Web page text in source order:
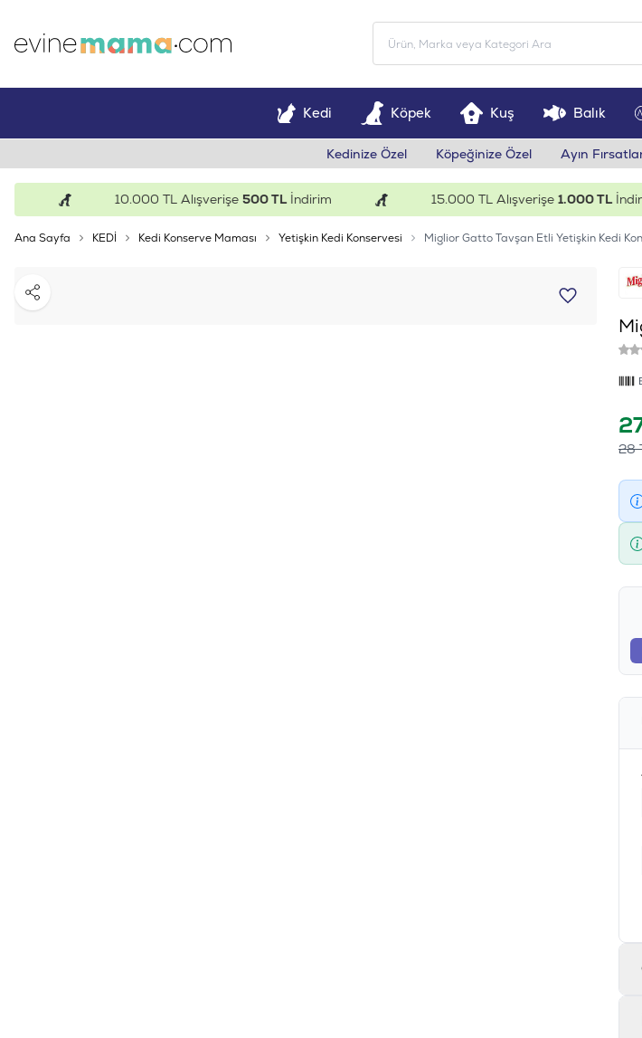
Kedi Köpek Kuş Balık
Kedinize Özel Köpeğinize Özel Ayın
10.000 TL Alışverişe500 TLİndirim 15.000 TL Alışverişe1.000 TLİndirim
Ana Sayfa KEDİ Kedi Konserve Maması Yetişkin Kedi Konservesi Miglior Gatto Tavşan Etli Yetişkin Kedi
Paylaş
28